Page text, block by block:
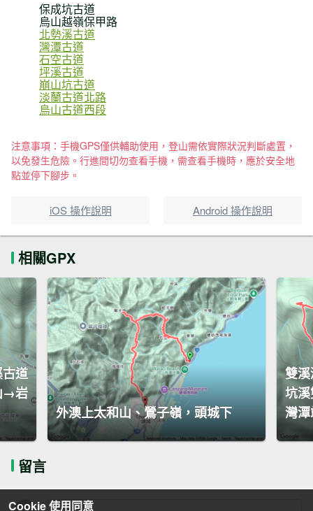
保成坑古道
烏山越嶺保甲路
北勢溪古道
灣潭古道
石空古道
坪溪古道
崩山坑古道
淡蘭古道北路
烏山古道西段
注意事項：手機GPS僅供輔助使用，登山需依實際狀況判斷處置，
以免發生危險。行進間切勿查看手機，需查看手機時，應於安全地
點並停下腳步。
iOS 操作說明 Android 操作說明
相關GPX
道
→岩
外澳上太和山、鶯子嶺，頭城下
雙
坑
灣
留言
Cookie 使用同意